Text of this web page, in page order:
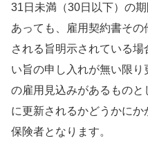
31日未満（30日以下）の
あっても、雇用契約書そ
される旨明示されている
い旨の申し入れが無い限
の雇用見込みがあるもの
に更新されるかどうかに
保険者となります。